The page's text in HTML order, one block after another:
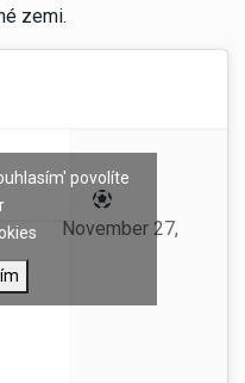
zemi.
C.F.
November 27,
povolíte